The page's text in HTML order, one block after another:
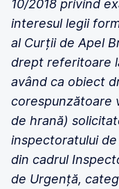
10/2018 privind
interesul legii
al Curții de Apel
drept referitoare
având ca obiect
corespunzătoare
de hrană)
inspectoratului
din cadrul
de Urgență,